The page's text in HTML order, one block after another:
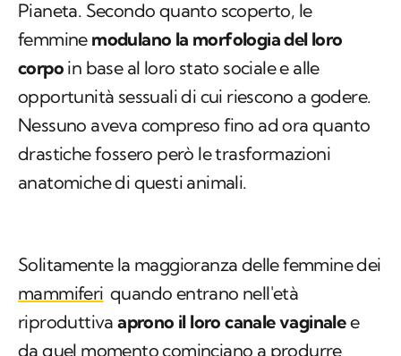
Pianeta. Secondo quanto scoperto, le
femmine modulano la morfologia del loro
corpo in base al loro stato sociale e alle
opportunità sessuali di cui riescono a godere.
Nessuno aveva compreso fino ad ora quanto
drastiche fossero però le trasformazioni
anatomiche di questi animali.
Solitamente la maggioranza delle femmine dei
mammiferi quando entrano nell'età
riproduttiva aprono il loro canale vaginalee
da quel momento cominciano a produrre